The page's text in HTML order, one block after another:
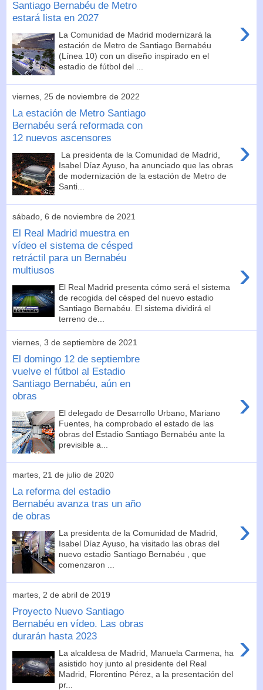
Santiago Bernabéu de Metro
estará lista en 2027
›
La Comunidad de Madrid modernizará la
estación de Metro de Santiago Bernabéu
(Línea 10) con un diseño inspirado en el
estadio de fútbol del ...
viernes, 25 de noviembre de 2022
La estación de Metro Santiago
Bernabéu será reformada con
12 nuevos ascensores
›
La presidenta de la Comunidad de Madrid,
Isabel Díaz Ayuso, ha anunciado que las obras
de modernización de la estación de Metro de
Santi...
sábado, 6 de noviembre de 2021
El Real Madrid muestra en
vídeo el sistema de césped
retráctil para un Bernabéu
multiusos
›
El Real Madrid presenta cómo será el sistema
de recogida del césped del nuevo estadio
Santiago Bernabéu. El sistema dividirá el
terreno de...
viernes, 3 de septiembre de 2021
El domingo 12 de septiembre
vuelve el fútbol al Estadio
Santiago Bernabéu, aún en
obras
›
El delegado de Desarrollo Urbano, Mariano
Fuentes, ha comprobado el estado de las
obras del Estadio Santiago Bernabéu ante la
previsible a...
martes, 21 de julio de 2020
La reforma del estadio
Bernabéu avanza tras un año
de obras
›
La presidenta de la Comunidad de Madrid,
Isabel Díaz Ayuso, ha visitado las obras del
nuevo estadio Santiago Bernabéu , que
comenzaron ...
martes, 2 de abril de 2019
Proyecto Nuevo Santiago
Bernabéu en vídeo. Las obras
durarán hasta 2023
›
La alcaldesa de Madrid, Manuela Carmena, ha
asistido hoy junto al presidente del Real
Madrid, Florentino Pérez, a la presentación del
pr...